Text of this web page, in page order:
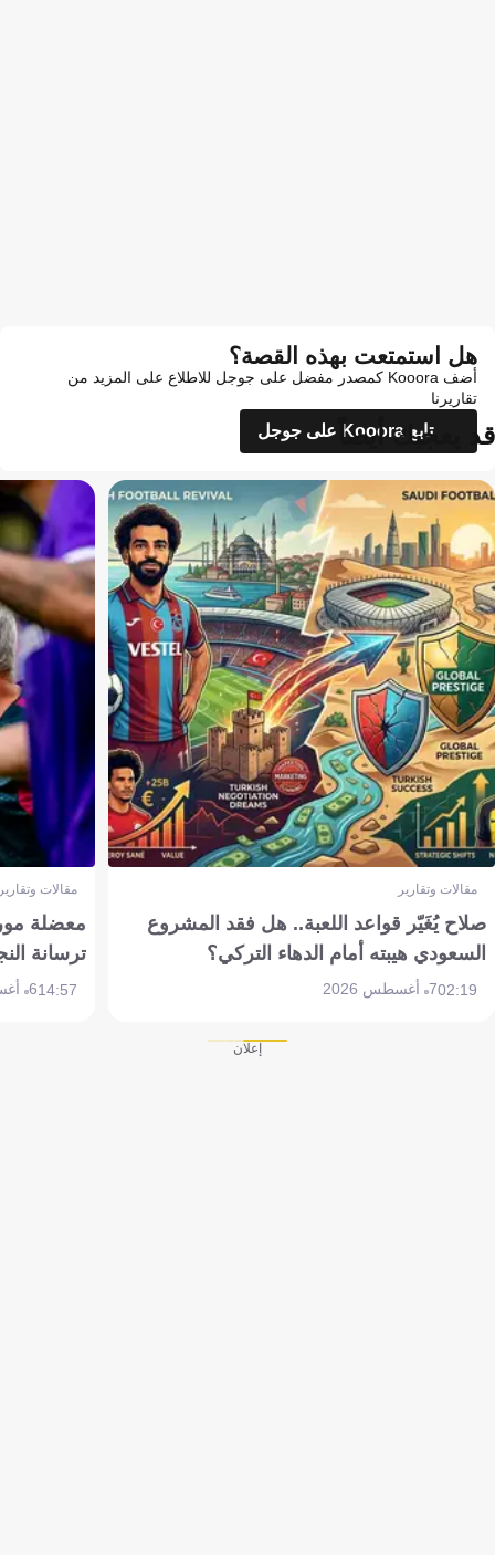
هل استمتعت بهذه القصة؟
أضف Kooora كمصدر مفضل على جوجل للاطلاع على المزيد من
تقاريرنا
تابع Kooora على جوجل
قد يعجبك أيضاً
مقالات وتقارير
صلاح يُغَيّر قواعد اللعبة.. هل فقد المشروع
السعودي هيبته أمام الدهاء التركي؟
02:197 أغسطس 2026
مقالات
معضلة
ترسانة
14:576 أغسطس 2026
إعلان